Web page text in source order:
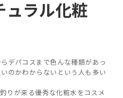
ュラル化粧
デパコスまで色んな種類があっ
のかわからないという人も多い
りが来る優秀な化粧水をコスメ